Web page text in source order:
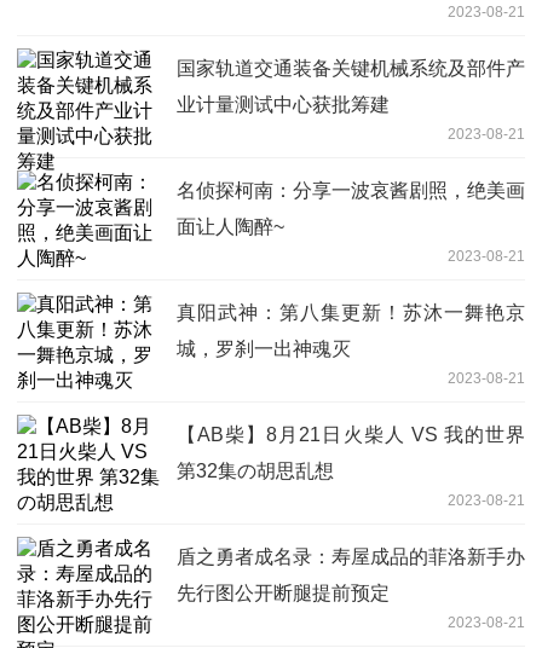
2023-08-21
国家轨道交通装备关键机械系统及部件产
业计量测试中心获批筹建
2023-08-21
名侦探柯南：分享一波哀酱剧照，绝美画
面让人陶醉~
2023-08-21
真阳武神：第八集更新！苏沐一舞艳京
城，罗刹一出神魂灭
2023-08-21
【AB柴】8月21日火柴人 VS 我的世界
第32集の胡思乱想
2023-08-21
盾之勇者成名录：寿屋成品的菲洛新手办
先行图公开断腿提前预定
2023-08-21